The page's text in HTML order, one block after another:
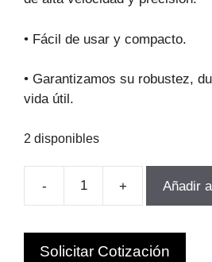
• Fácil de usar y compacto.
• Garantizamos su robustez,
vida útil.
2 disponibles
-
TOMA
BT50-
SLN32-
+ Añadir
Solicitar Cotización